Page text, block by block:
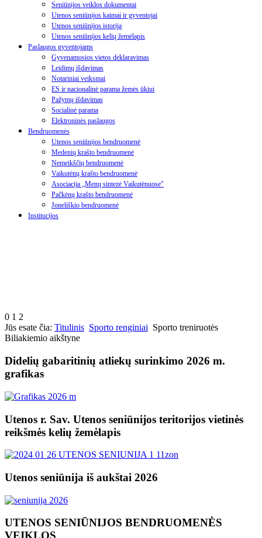
Seniūnijos veiklos dokumentai
Utenos seniūnijos kaimai ir gyventojai
Utenos seniūnijos istorija
Utenos seniūnijos kelių žemėlapis
Paslaugos gyventojams
Gyvenamosios vietos deklaravimas
Leidimų išdavimas
Notariniai veiksmai
ES ir nacionalinė parama žemės ūkiui
Pažymų išdavimas
Socialinė parama
Elektroninės paslaugos
Bendruomenės
Utenos seniūnijos bendruomenė
Medenių krašto bendruomenė
Nemeikščių bendruomenė
Vaikutėnų krašto bendruomenė
Asociacija „Menų sintezė Vaikutėnuose"
Pačkėnų krašto bendruomenė
Joneliškio bendruomenė
Institucijos
0 1 2
Jūs esate čia: Titulinis Sporto renginiai Sporto treniruotės
Biliakiemio aikštyne
Didelių gabaritinių atliekų surinkimo 2026 m.
grafikas
Utenos r. Sav. Utenos seniūnijos teritorijos vietinės
reikšmės kelių žemėlapis
Utenos seniūnija iš aukštai 2026
UTENOS SENIŪNIJOS BENDRUOMENĖS